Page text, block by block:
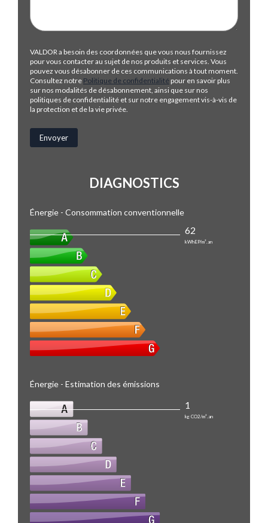
VALDOR a besoin des coordonnées que vous nous fournissez
pour vous contacter au sujet de nos produits et services. Vous
pouvez vous désabonner de ces communications à tout moment.
Consultez notre Politique de confidentialité pour en savoir plus
sur nos modalités de désabonnement, ainsi que sur nos
politiques de confidentialité et sur notre engagement vis-à-vis de
la protection et de la vie privée.
DIAGNOSTICS
Énergie - Consommation conventionnelle
62
kWhEP/m².an
Énergie - Estimation des émissions
1
kg CO2/m².an